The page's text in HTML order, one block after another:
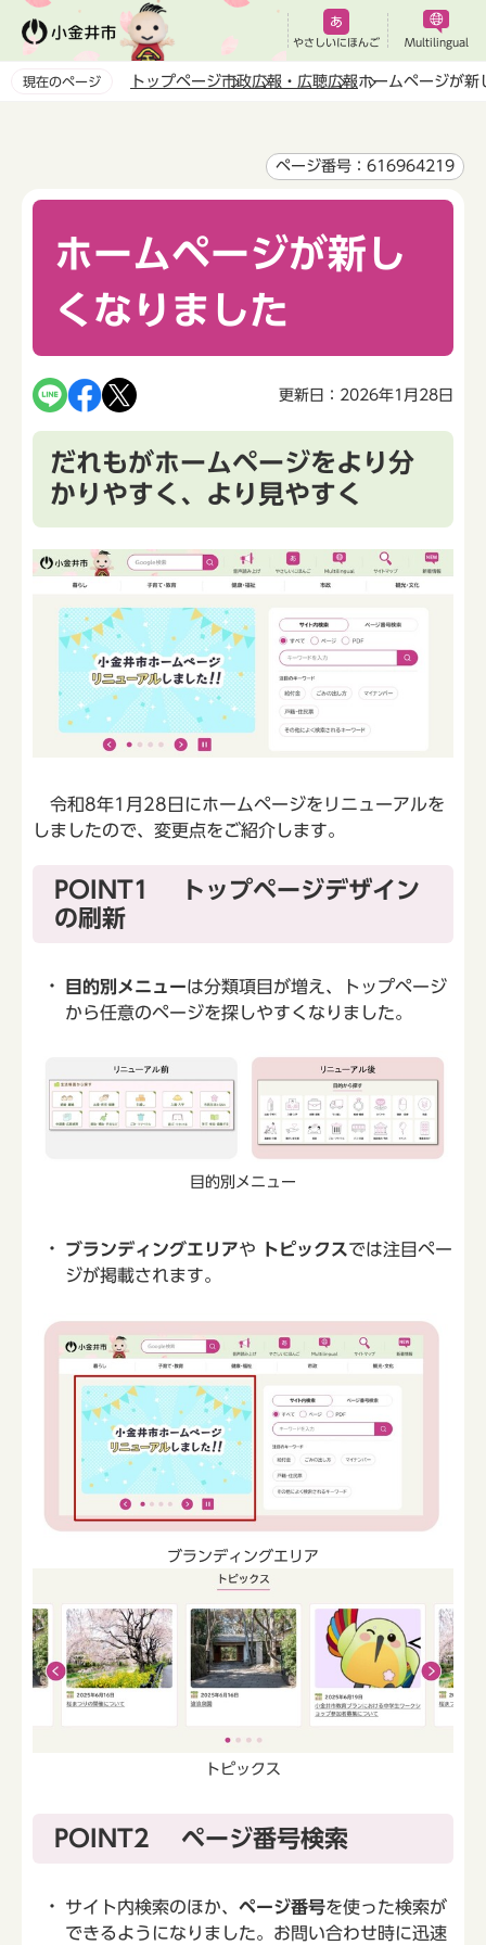
ペ
やさしいにほんご Multilingual
現在のページ トップページ市政広報・広聴広報ホームページが新
ページ番号：616964219
ホームページが新し
くなりました
更新日：2026年1月28日
だれもがホームページをより分
かりやすく、より見やすく
令和8年1月28日にホームページをリニューアルを
しましたので、変更点をご紹介します。
POINT1 トップページデザイン
の刷新
目的別メニューは分類項目が増え、トップページ
から任意のページを探しやすくなりました。
目的別メニュー
ブランディングエリアや トピックスでは注目ペー
ジが掲載されます。
ブランディングエリア
トピックス
POINT2 ページ番号検索
サイト内検索のほか、 ページ番号を使った検索が
できるようになりました。お問い合わせ時に迅速